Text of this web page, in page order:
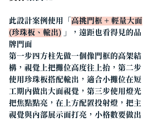
此設計案例使用「 高挑門框 + 輕量大面
(珍珠板、輸出) 」，遠距也看得見的品
牌門面
第一步四方柱先做一個像門框的高架結
構，視覺上把攤位高度往上抬，第二步
使用珍珠板搭配輸出，適合小攤位在短
工期內做出大面視覺，第三步使用燈光
把焦點點亮，在上方配置投射燈，把主
視覺與內部展示面打亮，小格數要做出